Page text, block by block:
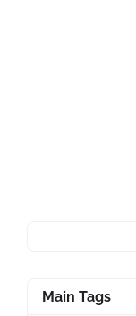
Main Tags